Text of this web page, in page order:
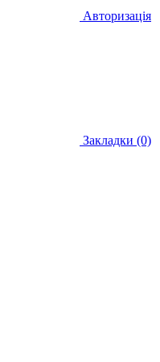
Авторизація
Закладки (0)